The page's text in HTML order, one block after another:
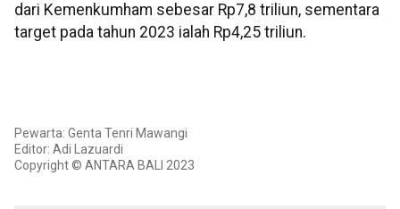
dari Kemenkumham sebesar Rp7,8 triliun, sementara
target pada tahun 2023 ialah Rp4,25 triliun.
Pewarta: Genta Tenri Mawangi
Editor: Adi Lazuardi
Copyright © ANTARA BALI 2023